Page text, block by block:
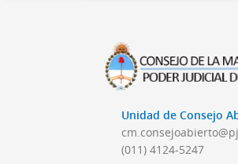
Unidad de Consejo
(011) 4124-5247